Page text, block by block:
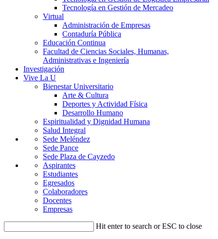
Tecnología en Gestión de Mercadeo
Virtual
Administración de Empresas
Contaduría Pública
Educación Continua
Facultad de Ciencias Sociales, Humanas,
Administrativas e Ingeniería
Investigación
Vive La U
Bienestar Universitario
Arte & Cultura
Deportes y Actividad Física
Desarrollo Humano
Espiritualidad y Dignidad Humana
Salud Integral
Sede Meléndez
Sede Pance
Sede Plaza de Cayzedo
Aspirantes
Estudiantes
Egresados
Colaboradores
Docentes
Empresas
Hit enter to search or ESC to close